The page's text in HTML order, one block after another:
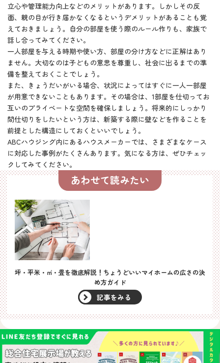
立心や管理能力向上などのメリットがあります。しかしその反
面、親の目が行き届かなくなるというデメリットがあることも覚
えておきましょう。自分の部屋を使う際のルール作りも、家族で
話し合ってみてください。
一人部屋を与える時期や使い方、部屋の分け方などに正解はあり
ません。大切なのは子どもの意思を尊重し、社会に出るまでの準
備を整えておくことでしょう。
また、きょうだいがいる場合、状況によってはすぐに一人一部屋
が用意できないこともあります。その場合は、1部屋を仕切ってお
互いのプライベートな空間を確保しましょう。将来的にしっかり
間仕切りをしたいという方は、新築する際に壁などを作ることを
前提とした構造にしておくといいでしょう。
ABCハウジング内にあるハウスメーカーでは、さまざまなケース
に対応した事例がたくさんあります。気になる方は、ぜひチェッ
クしてみてください。
あわせて読みたい
坪・平米・㎡・畳を徹底解説！ちょうどいいマイホームの広さの決
め方ガイド
記事をみる